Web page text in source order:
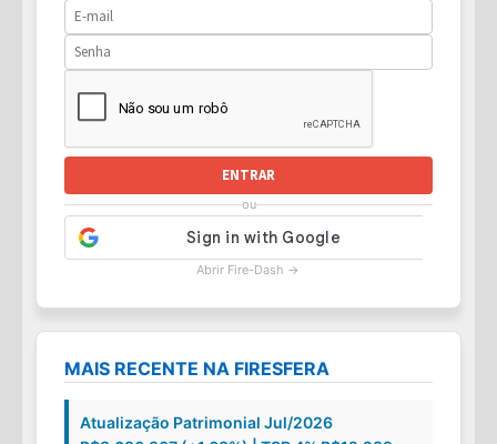
ENTRAR
ou
Abrir Fire-Dash →
MAIS RECENTE NA FIRESFERA
Atualização Patrimonial Jul/2026